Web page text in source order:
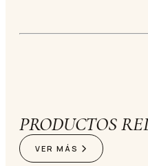
PRODUCTOS
VER MÁS